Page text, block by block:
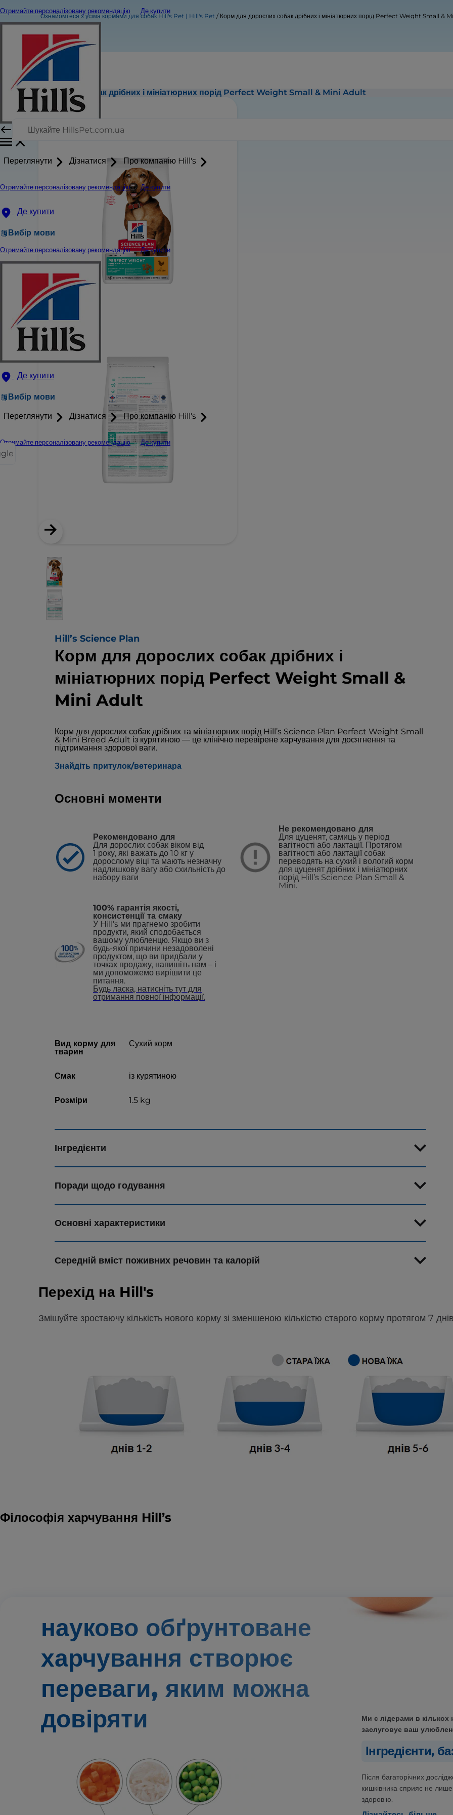
Отримайте персоналізовану рекомендацію Де купити
Переглянути Дізнатися Про компанію Hill's
Отримайте персоналізовану рекомендацію Де купити
Де купити
Вибір мови
Отримайте персоналізовану рекомендацію Де купити
Де купити
Вибір мови
Переглянути Дізнатися Про компанію Hill's
Отримайте персоналізовану рекомендацію Де купити
Ознайомтеся з усіма кормами для собак Hill's Pet | Hill's Pet Корм для дорослих собак дрібних і мініатюрних порід Perfect Weight Small &
Корм для дорослих собак дрібних і мініатюрних порід Perfect Weight Small & Mini Adult
Hill’s Science Plan
Корм для дорослих собак дрібних і
мініатюрних порід Perfect Weight Small &
Mini Adult
Корм для дорослих собак дрібних та мініатюрних порід Hill’s Science Plan Perfect Weight Small
& Mini Breed Adult із курятиною — це клінічно перевірене харчування для досягнення та
підтримання здорової ваги.
Знайдіть притулок/ветеринара
Основні моменти
Рекомендовано для
Для дорослих собак віком від
1 року, які важать до 10 кг у
дорослому віці та мають незначну
надлишкову вагу або схильність до
набору ваги
Не рекомендовано для
Для цуценят, самиць у період
вагітності або лактації. Протягом
вагітності або лактації собак
переводять на сухий і вологий корм
для цуценят дрібних і мініатюрних
порід Hill’s Science Plan Small &
Mini.
100% гарантія якості,
консистенції та смаку
У Hill's ми прагнемо зробити
продукти, який сподобається
вашому улюбленцю. Якщо ви з
будь-якої причини незадоволені
продуктом, що ви придбали у
точках продажу, напишіть нам – і
ми допоможемо вирішити це
питання.
Будь ласка, натисніть тут для
отримання повної інформації.
Вид корму для
тварин
Сухий корм
Смак із курятиною
Розміри 1.5 kg
Інгредієнти
Поради щодо годування
Основні характеристики
Середній вміст поживних речовин та калорій
Перехід на Hill's
Змішуйте зростаючу кількість нового корму зі зменшеною кількістю старого корму протягом 7
Філософія харчування Hill’s
науково обґрунтоване
харчування створює
переваги, яким можна
довіряти
Ми є лідерами в кількох
заслуговує ваш
Інгредієнти,
Після багаторічних
кишківника сприяє не
здоров’ю.